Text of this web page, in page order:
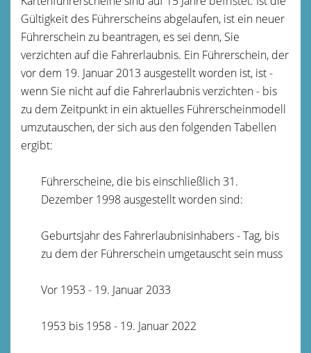
Gültigkeit des Führerscheins abgelaufen, ist ein neuer
Führerschein zu beantragen, es sei denn, Sie
verzichten auf die Fahrerlaubnis. Ein Führerschein, der
vor dem 19. Januar 2013 ausgestellt worden ist, ist -
wenn Sie nicht auf die Fahrerlaubnis verzichten - bis
zu dem Zeitpunkt in ein aktuelles Führerscheinmodell
umzutauschen, der sich aus den folgenden Tabellen
ergibt:
Führerscheine, die bis einschließlich 31.
Dezember 1998 ausgestellt worden sind:
Geburtsjahr des Fahrerlaubnisinhabers - Tag, bis
zu dem der Führerschein umgetauscht sein muss
Vor 1953 - 19. Januar 2033
1953 bis 1958 - 19. Januar 2022